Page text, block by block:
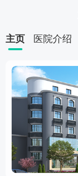
主页 医院介绍